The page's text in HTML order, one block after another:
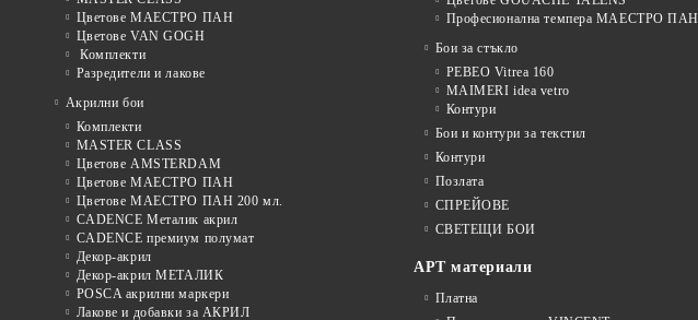
Цветове МАЕСТРО ПАН
Цветове VAN GOGH
Комплекти
Разредители и лакове
Акрилни бои
Комплекти
MASTER CLASS
Цветове AMSTERDAM
Цветове МАЕСТРО ПАН
Цветове МАЕСТРО ПАН 200 мл.
CADENCE Металик акрил
CADENCE премиум полумат
Декор-акрил
Декор-акрил МЕТАЛИК
POSCA акрилни маркери
Лакове и добавки за АКРИЛ
Професионална темпера МАЕСТРО ПАН
Бои за стъкло
PEBEO Vitrea 160
MAIMERI idea vetro
Контури
Бои и контури за текстил
Контури
Позлата
СПРЕЙОВЕ
СВЕТЕЩИ БОИ
АРТ материали
Платна